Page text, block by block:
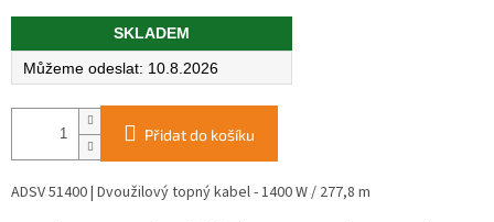
Měrná
SKLADEM
10.8.2026
Přidat do košíku
ADSV 51400 | Dvoužilový topný kabel - 1400 W / 277,8 m